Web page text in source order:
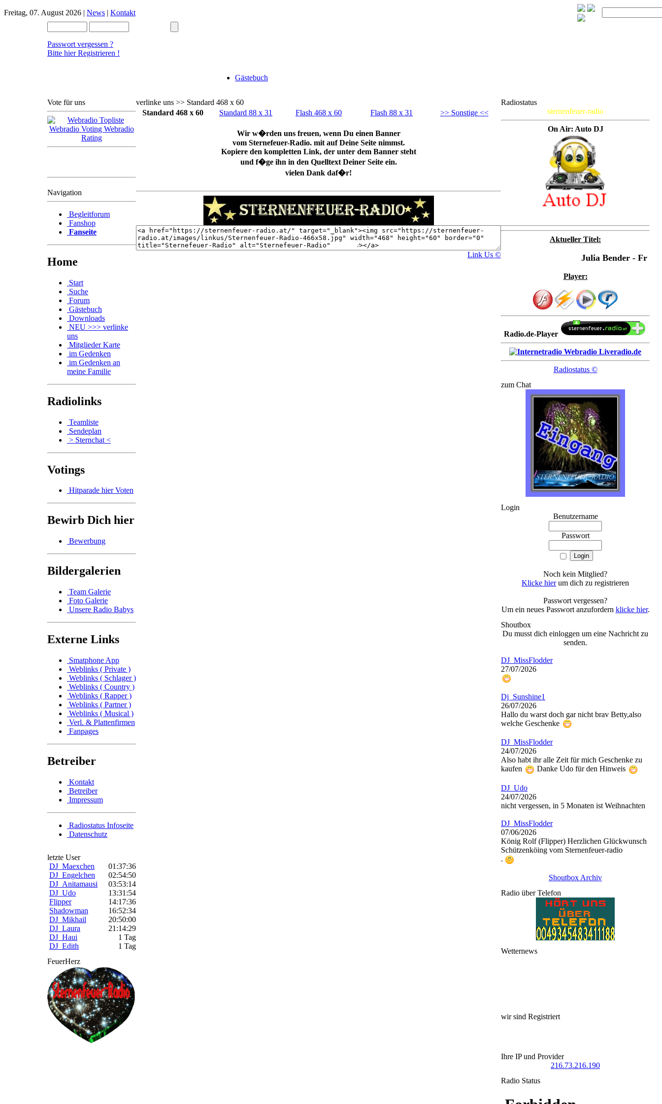
Freitag, 07. August 2026 | News | Kontakt
Passwort vergessen ?
Bitte hier Registrieren !
Gästebuch
Vote für uns
Navigation
Begleitforum
Fanshop
Fanseite
Home
Start
Suche
Forum
Gästebuch
Downloads
NEU >>> verlinke
uns
Mitglieder Karte
im Gedenken
im Gedenken an
meine Familie
Radiolinks
Teamliste
Sendeplan
> Sternchat <
Votings
Hitparade hier Voten
Bewirb Dich hier
Bewerbung
Bildergalerien
Team Galerie
Foto Galerie
Unsere Radio Babys
Externe Links
Smatphone App
Weblinks ( Private )
Weblinks ( Schlager )
Weblinks ( Country )
Weblinks ( Rapper )
Weblinks ( Partner )
Weblinks ( Musical )
Verl. & Plattenfirmen
Fanpages
Betreiber
Kontakt
Betreiber
Impressum
Radiostatus Infoseite
Datenschutz
letzte User
DJ_Maexchen
01:37:36
DJ_Engelchen
02:54:50
DJ_Anitamausi
03:53:14
DJ_Udo
13:31:54
Flipper
14:17:36
Shadowman
16:52:34
DJ_Mikhail
20:50:00
DJ_Laura
21:14:29
DJ_Haui
1 Tag
DJ_Edith
1 Tag
FeuerHerz
verlinke uns >> Standard 468 x 60
Standard 468 x 60
Standard 88 x 31 Flash 468 x 60 Flash 88 x 31 >> Sonstige <<
Wir w�rden uns freuen, wenn Du einen Banner
vom Sternefeuer-Radio. mit auf Deine Seite nimmst.
Kopiere den kompletten Link, der unter dem Banner steht
und f�ge ihn in den Quelltext Deiner Seite ein.
vielen Dank daf�r!
Link Us ©
Radiostatus
sternenfeuer-radio
On Air: Auto DJ
Aktueller Titel:
Julia Bender - Fr
Player:
Radio.de-Player
Radiostatus ©
zum Chat
Login
Benutzername
Passwort
Noch kein Mitglied?
Klicke hierum dich zu registrieren
Passwort vergessen?
Um ein neues Passwort anzufordern klicke hier.
Shoutbox
Du musst dich einloggen um eine Nachricht zu
senden.
DJ_MissFlodder
27/07/2026
Dj_Sunshine1
26/07/2026
Hallo du warst doch gar nicht brav Betty,also
welche Geschenke
DJ_MissFlodder
24/07/2026
Also habt ihr alle Zeit für mich Geschenke zu
kaufen
Danke Udo für den Hinweis
DJ_Udo
24/07/2026
nicht vergessen, in 5 Monaten ist Weihnachten
DJ_MissFlodder
07/06/2026
König Rolf (Flipper) Herzlichen Glückwunsch
Schützenköing vom Sternenfeuer-radio
.
Shoutbox Archiv
Radio über Telefon
Wetternews
wir sind Registriert
Ihre IP und Provider
216.73.216.190
Radio Status